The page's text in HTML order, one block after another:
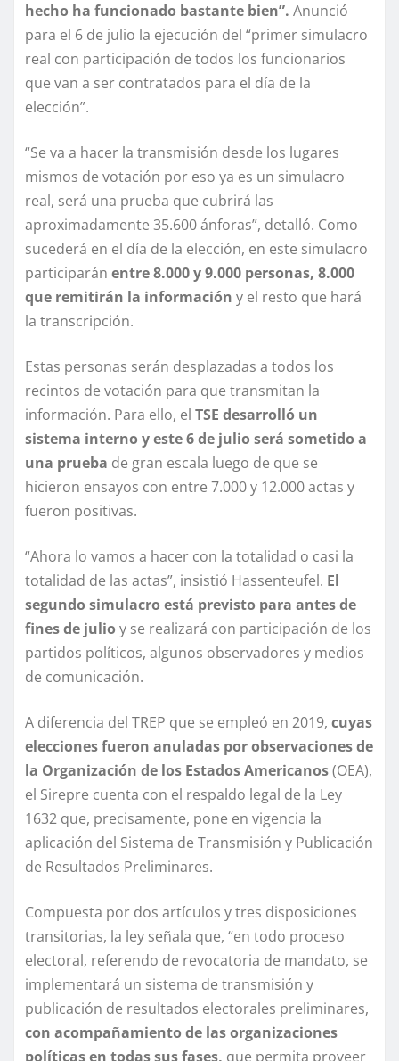
hecho ha funcionado bastante bien”. Anunció
para el 6 de julio la ejecución del “primer simulacro
real con participación de todos los funcionarios
que van a ser contratados para el día de la
elección”.
“Se va a hacer la transmisión desde los lugares
mismos de votación por eso ya es un simulacro
real, será una prueba que cubrirá las
aproximadamente 35.600 ánforas”, detalló. Como
sucederá en el día de la elección, en este simulacro
participarán entre 8.000 y 9.000 personas, 8.000
que remitirán la información y el resto que hará
la transcripción.
Estas personas serán desplazadas a todos los
recintos de votación para que transmitan la
información. Para ello, el TSE desarrolló un
sistema interno y este 6 de julio será sometido a
una prueba de gran escala luego de que se
hicieron ensayos con entre 7.000 y 12.000 actas y
fueron positivas.
“Ahora lo vamos a hacer con la totalidad o casi la
totalidad de las actas”, insistió Hassenteufel. El
segundo simulacro está previsto para antes de
fines de julio y se realizará con participación de los
partidos políticos, algunos observadores y medios
de comunicación.
A diferencia del TREP que se empleó en 2019, cuyas
elecciones fueron anuladas por observaciones de
la Organización de los Estados Americanos(OEA),
el Sirepre cuenta con el respaldo legal de la Ley
1632 que, precisamente, pone en vigencia la
aplicación del Sistema de Transmisión y Publicación
de Resultados Preliminares.
Compuesta por dos artículos y tres disposiciones
transitorias, la ley señala que, “en todo proceso
electoral, referendo de revocatoria de mandato, se
implementará un sistema de transmisión y
publicación de resultados electorales preliminares,
con acompañamiento de las organizaciones
políticas en todas sus fases, que permita proveer